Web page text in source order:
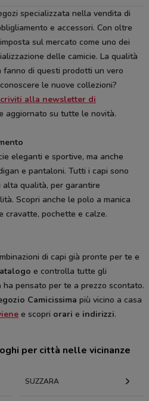
specializzata nella vendita di
e accessori. Con oltre
sul mercato come uno dei
delle camicie. La qualità
di questi prodotti un vero
le nuove collezioni?
alla newsletter di
aggiornato su tutte le novità.
eleganti e sportive, ma anche
e pantaloni. Tutti i capi sono
qualità, per garantire
Scopri anche le polo a manica
cravatte, pochette e calze.
di capi già pronte per te e
e controlla tutte gli
ha pensato per te a prezzo scontato.
Camicissima più vicino a casa
e scopri orari e indirizzi.
per città nelle vicinanze
SUZZARA